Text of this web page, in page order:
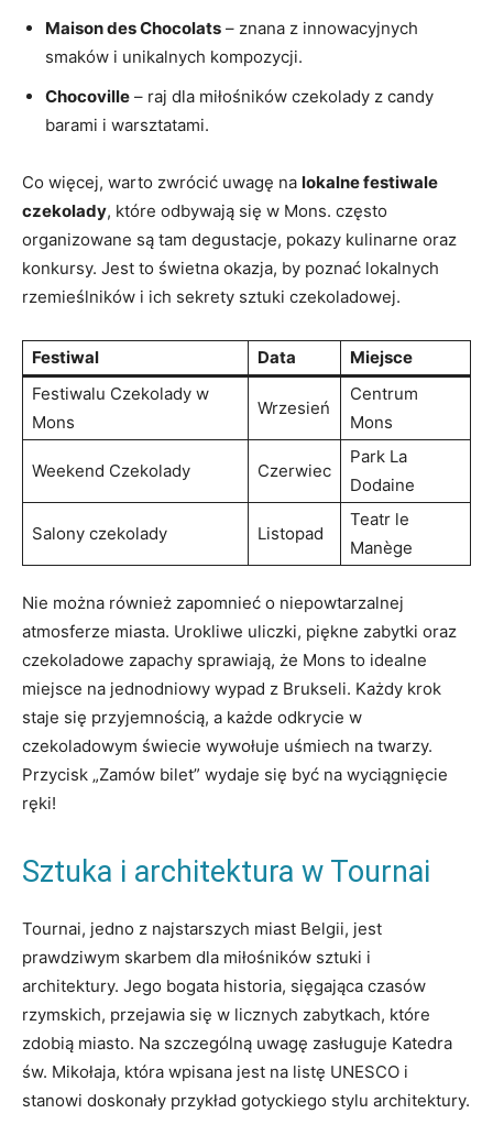
Maison des ​Chocolats – znana z innowacyjnych
smaków i unikalnych ‌kompozycji.
Chocoville – ‌raj dla miłośników czekolady⁢ z candy
barami i warsztatami.
Co więcej, warto zwrócić uwagę na lokalne ⁣festiwale
czekolady, które ‍odbywają ‍się w Mons. często
organizowane są tam degustacje, pokazy kulinarne oraz​
konkursy. Jest to świetna okazja, by poznać lokalnych
rzemieślników i​ ich sekrety ​sztuki czekoladowej.
Festiwal Data
Miejsce
Festiwalu⁢ Czekolady w
Mons
Wrzesień
Centrum
Mons
Weekend Czekolady Czerwiec
Park‌ La⁢
Dodaine
Salony czekolady Listopad
Teatr⁣ le
Manège
Nie można również zapomnieć o‌ niepowtarzalnej
atmosferze miasta. Urokliwe uliczki, piękne zabytki ⁤oraz
czekoladowe zapachy sprawiają, że Mons ⁣to idealne
miejsce na jednodniowy wypad z Brukseli.⁣ Każdy ‌krok
staje się przyjemnością, a⁤ każde odkrycie w
czekoladowym świecie wywołuje uśmiech na‌ twarzy.
⁤Przycisk „Zamów bilet” wydaje się być na⁢ wyciągnięcie
ręki!
Sztuka i architektura w Tournai
Tournai, jedno z najstarszych‌ miast Belgii, jest
prawdziwym skarbem dla miłośników sztuki i
architektury. Jego bogata historia, sięgająca ‌czasów
rzymskich, ⁣przejawia się w licznych zabytkach, które
zdobią miasto. Na szczególną uwagę⁤ zasługuje ‌Katedra
św. Mikołaja, ⁣która wpisana jest na ⁤listę UNESCO i
⁣stanowi‌ doskonały przykład gotyckiego stylu architektury.